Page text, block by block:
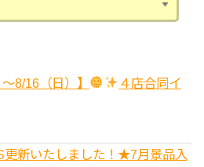
8/16（日）】
４店合同イ
更新いたしました！★7月景品入